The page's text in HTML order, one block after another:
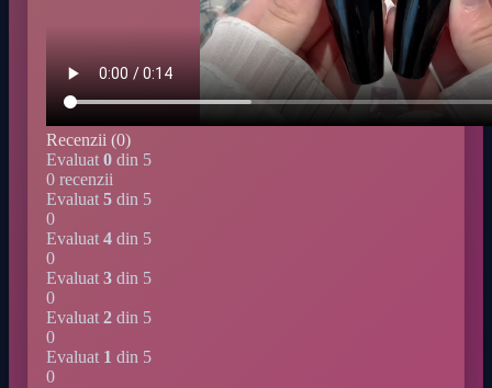
Recenzii (0)
Evaluat 0 din 5
0 recenzii
Evaluat 5 din 5
0
Evaluat 4 din 5
0
Evaluat 3 din 5
0
Evaluat 2 din 5
0
Evaluat 1 din 5
0